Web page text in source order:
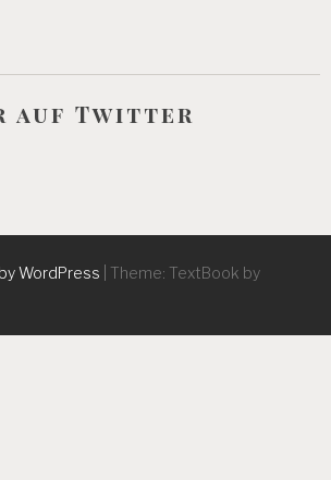
auf Twitter
WordPress
Theme: TextBook by